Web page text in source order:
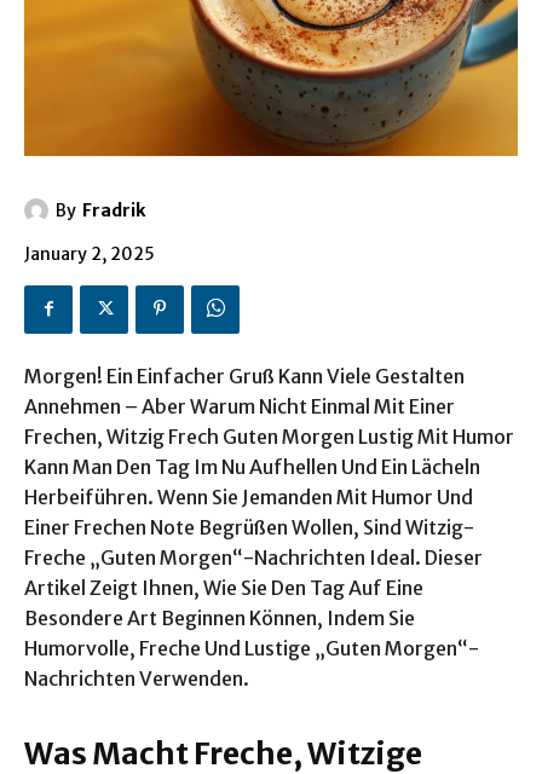
By Fradrik
January 2, 2025
Morgen! Ein Einfacher Gruß Kann Viele Gestalten
Annehmen – Aber Warum Nicht Einmal Mit Einer
Frechen, Witzig Frech Guten Morgen Lustig Mit Humor
Kann Man Den Tag Im Nu Aufhellen Und Ein Lächeln
Herbeiführen. Wenn Sie Jemanden Mit Humor Und
Einer Frechen Note Begrüßen Wollen, Sind Witzig-
Freche „Guten Morgen“-Nachrichten Ideal. Dieser
Artikel Zeigt Ihnen, Wie Sie Den Tag Auf Eine
Besondere Art Beginnen Können, Indem Sie
Humorvolle, Freche Und Lustige „Guten Morgen“-
Nachrichten Verwenden.
Was Macht Freche, Witzige